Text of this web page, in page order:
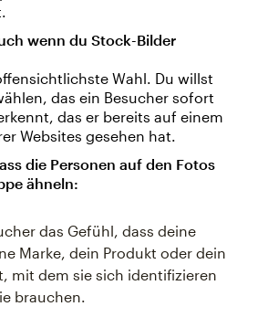
wenn du Stock-Bilder
Wahl. Du willst
das ein Besucher sofort
das er bereits auf einem
Websites gesehen hat.
die Personen auf den Fotos
ähneln:
das Gefühl, dass deine
Marke, dein Produkt oder dein
mit dem sie sich identifizieren
brauchen.